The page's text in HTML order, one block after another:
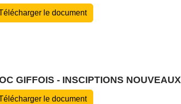
le document
GIFFOIS - INSCIPTIONS NOUVEAUX
le document